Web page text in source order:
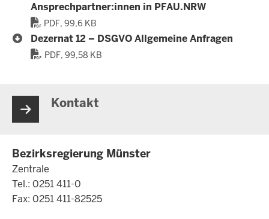
Ansprechpartner:innen in PFAU.NRW
PDF, 99,6 KB
Dezernat 12 – DSGVO Allgemeine Anfragen
PDF, 99,58 KB
Kontakt
Bezirksregierung Münster
Zentrale
Tel.: 0251 411-0
Fax: 0251 411-82525